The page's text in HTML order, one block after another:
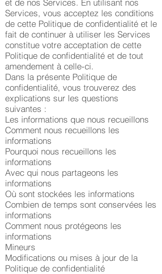
et de nos Services. En utilisant nos
Services, vous acceptez les conditions
de cette Politique de confidentialité et le
fait de continuer à utiliser les Services
constitue votre acceptation de cette
Politique de confidentialité et de tout
amendement à celle-ci.
Dans la présente Politique de
confidentialité, vous trouverez des
explications sur les questions
suivantes :
Les informations que nous recueillons
Comment nous recueillons les
informations
Pourquoi nous recueillons les
informations
Avec qui nous partageons les
informations
Où sont stockées les informations
Combien de temps sont conservées les
informations
Comment nous protégeons les
informations
Mineurs
Modifications ou mises à jour de la
Politique de confidentialité